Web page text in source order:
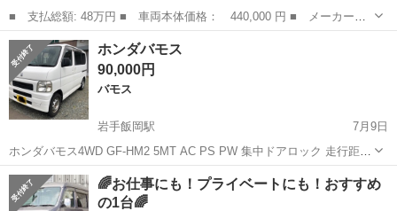
■ 支払総額: 48万円 ■ 車両本体価格： 440,000 円 ■ メーカー
名： ホンダ ■ 車種名： バモスホビオプロ ■ グレード名：
４ＷＤ ＭＴ 両側スライドドア アルミホイール エアコン パワ
ーウィンドウ 運...
宮城 気仙沼市 バモス
ホンダバモス
90,000円
バモス
岩手飯岡駅
7月9日
ホンダバモス4WD GF-HM2 5MT AC PS PW 集中ドアロック 走行距
離 143188キロ 駆動式···4WD 初年度登録平成13年 車検無し 腐れ多
し、凹み有り、ステップに穴有り 前後バンパーに割れ有り。 ...
岩手 盛岡市 岩手飯岡駅 バモス ホンダバモス
🌈お仕事にも！プライベートにも！おすすめ
の1台🌈